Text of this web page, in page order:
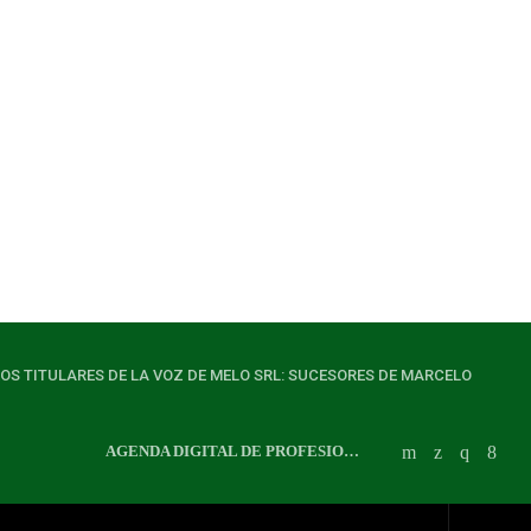
TITULARES DE LA VOZ DE MELO SRL: SUCESORES DE MARCELO
AGENDA DIGITAL DE PROFESIONALES